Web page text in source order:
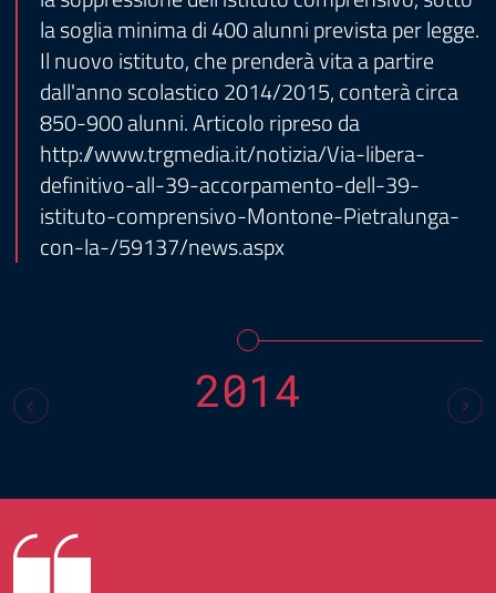
la soglia minima di 400 alunni prevista per legge.
Il nuovo istituto, che prenderà vita a partire
dall'anno scolastico 2014/2015, conterà circa
850-900 alunni. Articolo ripreso da
http://www.trgmedia.it/notizia/Via-libera-
definitivo-all-39-accorpamento-dell-39-
istituto-comprensivo-Montone-Pietralunga-
con-la-/59137/news.aspx
2014